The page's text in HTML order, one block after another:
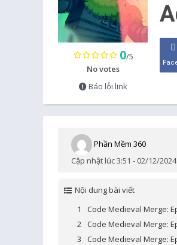
0/5
No votes
Báo lỗi link
Phần Mềm 360
Cập nhật lúc 3:51 - 02/12/2024
Nội dung bài viết
Code Medieval Merge:
Code Medieval Merge:
Code Medieval Merge: